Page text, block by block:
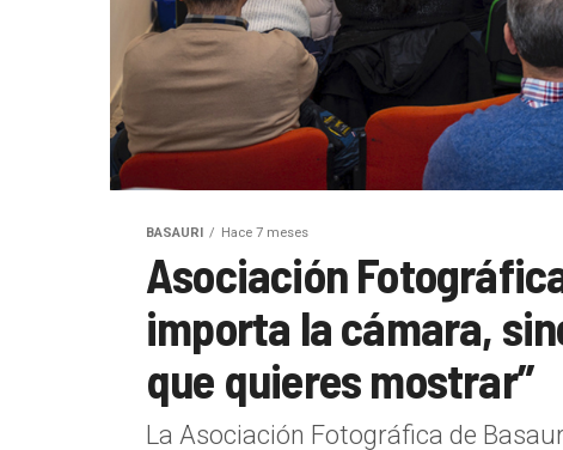
BASAURI Hace 7 meses
Asociación
importa la cámara,
que quieres mostrar”
La Asociación Fotográfica de